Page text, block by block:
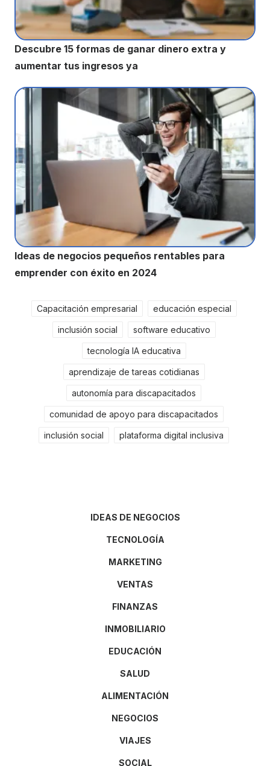
Descubre 15 formas de ganar dinero extra y
aumentar tus ingresos ya
Ideas de negocios pequeños rentables para
emprender con éxito en 2024
Capacitación empresarial educación especial
inclusión social software educativo
tecnología IA educativa
aprendizaje de tareas cotidianas
autonomía para discapacitados
comunidad de apoyo para discapacitados
inclusión social plataforma digital inclusiva
IDEAS DE NEGOCIOS
TECNOLOGÍA
MARKETING
VENTAS
FINANZAS
INMOBILIARIO
EDUCACIÓN
SALUD
ALIMENTACIÓN
NEGOCIOS
VIAJES
SOCIAL